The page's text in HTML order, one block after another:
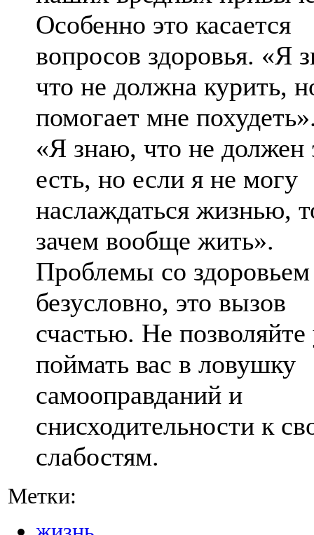
Особенно это касается
вопросов здоровья. «Я
что не должна курить,
помогает мне
«Я знаю, что не должен
есть, но если я не могу
наслаждаться жизнью,
зачем вообще жить».
Проблемы со
безусловно, это вызов
счастью. Не
поймать вас в ловушку
самооправданий и
снисходительности к
слабостям.
Метки: